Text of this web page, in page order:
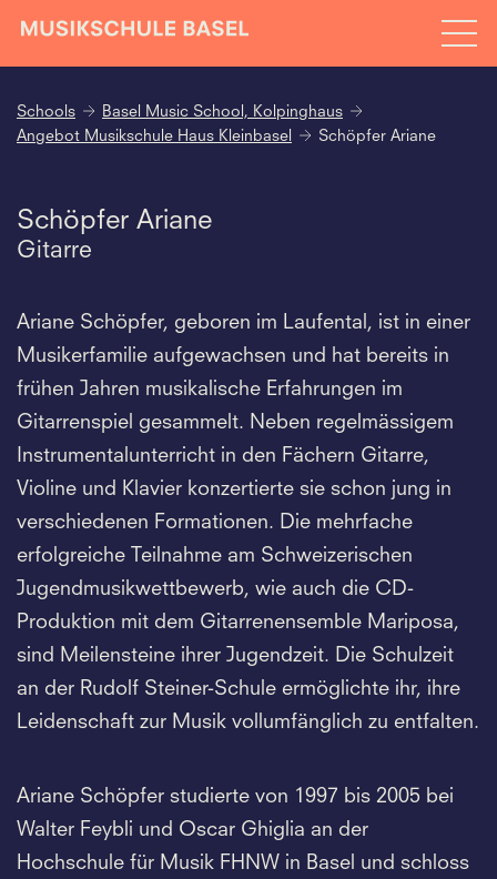
Schools
Basel Music School, Kolpinghaus
Angebot Musikschule Haus Kleinbasel
Schöpfer Ariane
Schöpfer Ariane
Gitarre
Ariane Schöpfer, geboren im Laufental, ist in einer
Musikerfamilie aufgewachsen und hat bereits in
frühen Jahren musikalische Erfahrungen im
Gitarrenspiel gesammelt. Neben regelmässigem
Instrumentalunterricht in den Fächern Gitarre,
Violine und Klavier konzertierte sie schon jung in
verschiedenen Formationen. Die mehrfache
erfolgreiche Teilnahme am Schweizerischen
Jugendmusikwettbewerb, wie auch die CD-
Produktion mit dem Gitarrenensemble Mariposa,
sind Meilensteine ihrer Jugendzeit. Die Schulzeit
an der Rudolf Steiner-Schule ermöglichte ihr, ihre
Leidenschaft zur Musik vollumfänglich zu entfalten.
Ariane Schöpfer studierte von 1997 bis 2005 bei
Walter Feybli und Oscar Ghiglia an der
Hochschule für Musik FHNW in Basel und schloss